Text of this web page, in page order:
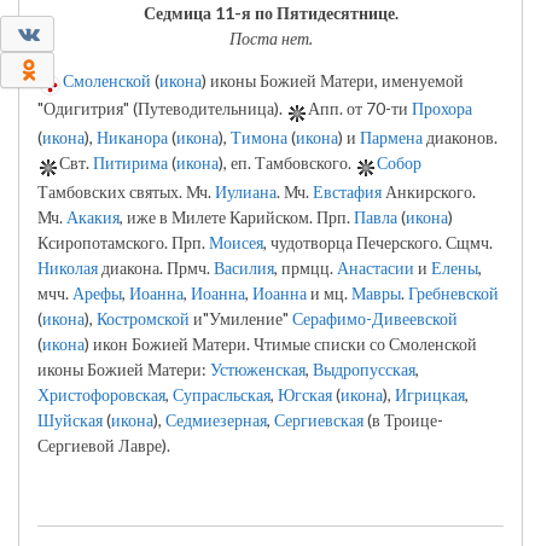
Седмица 11-я по Пятидесятнице.
Поста нет.
Смоленской (икона) иконы Божией Матери, именуемой
"Одигитрия" (Путеводительница).
Апп. от 70-ти Прохора
(икона), Никанора(икона), Тимона(икона) и Пармена диаконов.
Свт.Питирима(икона), еп. Тамбовского.
Собор
Тамбовских святых. Мч.Иулиана. Мч.Евстафия Анкирского.
Мч. Акакия, иже в Милете Карийском. Прп.Павла(икона)
Ксиропотамского. Прп.Моисея, чудотворца Печерского. Сщмч.
Николая диакона. Прмч.Василия, прмцц. Анастасии и Елены,
мчч. Арефы, Иоанна, Иоанна, Иоаннаи мц.Мавры.Гребневской
(икона), Костромской и"Умиление" Серафимо-Дивеевской
(икона) икон Божией Матери. Чтимые списки со Смоленской
иконы Божией Матери: Устюженская, Выдропусская,
Христофоровская, Супрасльская, Югская(икона), Игрицкая,
Шуйская(икона), Седмиезерная, Сергиевская(в Троице-
Сергиевой Лавре).